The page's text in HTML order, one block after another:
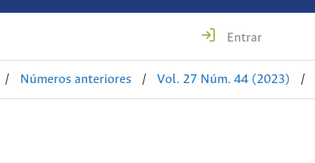
Entrar
/ Números anteriores / Vol. 27 Núm. 44 (2023) /